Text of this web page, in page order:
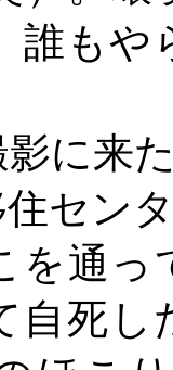
誰もや
に来
セン
を通
自死し